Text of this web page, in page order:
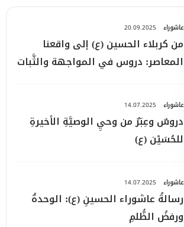
عاشوراء 20.09.2025
من كربلاء الحسين (ع) إلى واقعنا
المعاصر: دروس في المواجهة والثَّبات
عاشوراء 14.07.2025
دروسٌ وعِبَرٌ من وحيِ الوصيَّةِ الأخيرةِ
للحُسَيْن (ع)
عاشوراء 14.07.2025
رسالةُ عاشوراء الحسينِ (ع): الوحدةُ
ورفضُ الظُّلمِ